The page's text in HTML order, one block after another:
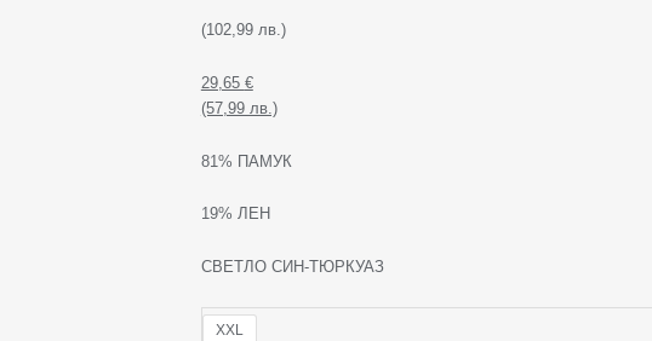
(102,99 лв.)
29,65 €
(57,99 лв.)
81% ПАМУК
19% ЛЕН
СВЕТЛО СИН-ТЮРКУАЗ
XXL